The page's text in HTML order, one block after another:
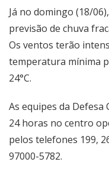
Já no domingo (18/
previsão de chuva
Os ventos terão
temperatura mínima
24°C.
As equipes da
24 horas no centro
pelos telefones 199,
97000-5782.